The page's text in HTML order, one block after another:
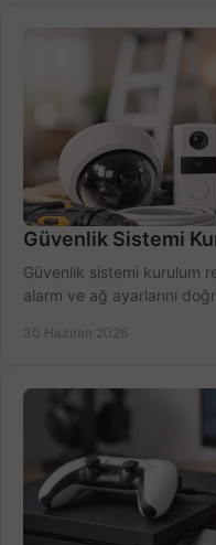
Güvenlik Sistemi
Güvenlik sistemi kurulum
alarm ve ağ ayarlarını
30 Haziran 2026